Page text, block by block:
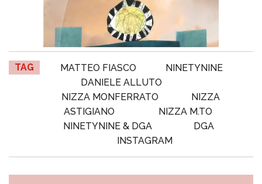
TAG MATTEO FIASCO
NINETYNINE
DANIELE ALLUTO
NIZZA MONFERRATO
NIZZA
ASTIGIANO
NIZZA M.TO
NINETYNINE & DGA
DGA
INSTAGRAM